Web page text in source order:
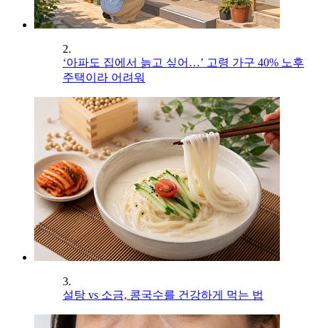
2.
‘아파도 집에서 늙고 싶어…’ 고령 가구 40% 노후
주택이라 어려워
3.
설탕 vs 소금, 콩국수를 건강하게 먹는 법